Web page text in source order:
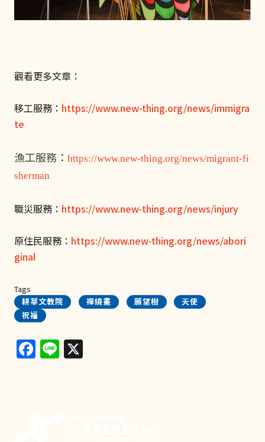
觀看更多文章：
移工服務： https://www.new-thing.org/news/immigra
te
漁工服務： https://www.new-thing.org/news/migrant-fi
sherman
職災服務： https://www.new-thing.org/news/injury
原住民服務： https://www.new-thing.org/news/abori
ginal
Tags
耕莘文教院
禪繞畫 願望樹
天使
祝福
Facebook
Line